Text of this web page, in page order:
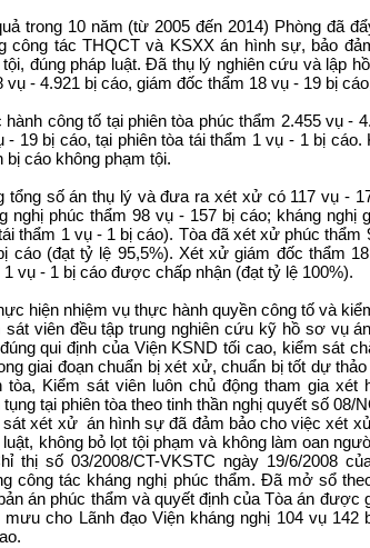
trong 10 năm (từ 2005 đến 2014) Phòng đã
công tác THQCT và KSXX án hình sự, bảo
tội, đúng pháp luật. Đã thụ lý nghiên cứu và lập
vụ - 4.921 bị cáo, giám đốc thẩm 18 vụ - 19 bị
hành công tố tại phiên tòa phúc thẩm 2.455 vụ -
- 19 bị cáo, tại phiên tòa tái thẩm 1 vụ - 1 bị
bị cáo không phạm tội.
tổng số án thụ lý và đưa ra xét xử có 117 vụ -
nghị phúc thẩm 98 vụ - 157 bị cáo; kháng nghị
thẩm 1 vụ - 1 bị cáo). Tòa đã xét xử phúc thẩm
cáo (đạt tỷ lệ 95,5%). Xét xử giám đốc thẩm
1 vụ - 1 bị cáo được chấp nhận (đạt tỷ lệ 100%).
hiện nhiệm vụ thực hành quyền công tố và
sát viên đều tập trung nghiên cứu kỹ hồ sơ vụ
qui định của Viện KSND tối cao, kiểm sát
giai đoạn chuẩn bị xét xử, chuẩn bị tốt dự
tòa, Kiểm sát viên luôn chủ động tham gia
tụng tại phiên tòa theo tinh thần nghị quyết số 08/
sát xét xử án hình sự đã đảm bảo cho việc xét
luật, không bỏ lọt tội phạm và không làm oan
thị số 03/2008/CT-VKSTC ngày 19/6/2008
công tác kháng nghị phúc thẩm. Đã mở sổ
án phúc thẩm và quyết định của Tòa án được
mưu cho Lãnh đạo Viện kháng nghị 104 vụ 142